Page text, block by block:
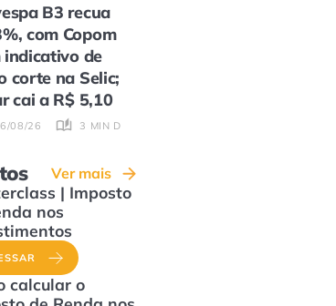
B3 recua
com Copom
indicativo de
corte na Selic;
cai a R$ 5,10
08/26 3 MIN DE LEITURA
Ver mais
| Imposto
nos
calcular o